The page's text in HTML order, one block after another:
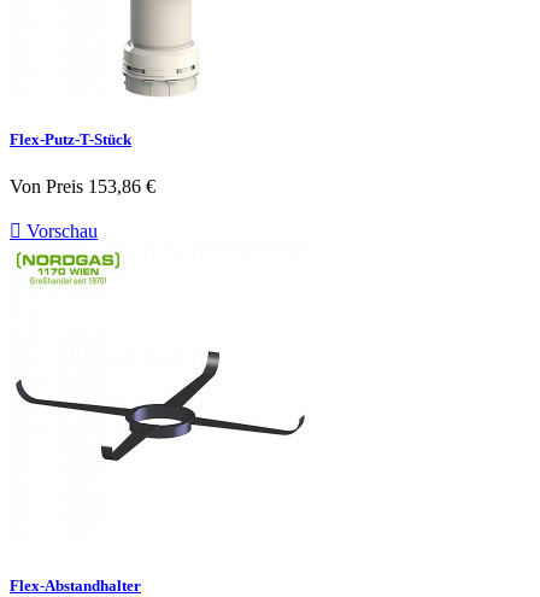
Flex-Putz-T-Stück
Von Preis 153,86 €
 Vorschau
Flex-Abstandhalter